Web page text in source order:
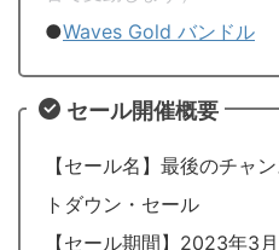
●Waves Gold バンドル
セール開催概要
【セール名】最後のチャ
トダウン・セール
【セール期間】2023年3